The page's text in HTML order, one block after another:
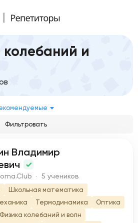
и
Фильтровать
Владимир
· 5 учеников
Школьная математика
Термодинамика
Оптика
Физика колебаний и волн